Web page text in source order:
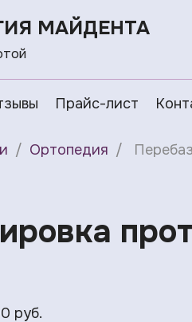
МАЙДЕНТА
Прайс-лист
Ортопедия
руб.